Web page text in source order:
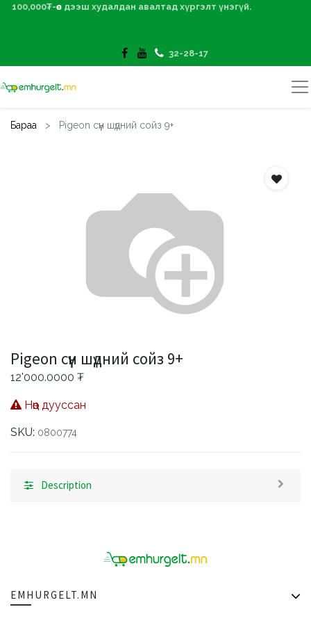
100,000₮-өөс дээш худалдан авалтад хүргэлт үнэгүй.
32-28-17
Бараа Pigeon сүүн шүдний сойз 9+
Pigeon сүүн шүдний сойз 9+
12'000.0000 ₮
Нөөц дууссан
SKU: 0800774
Description
EMHURGELT.MN